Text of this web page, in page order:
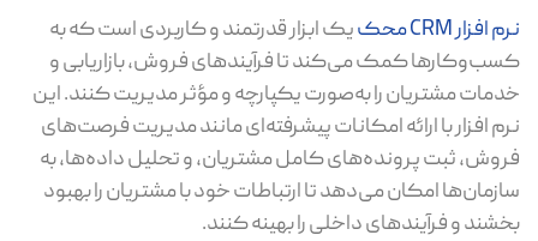
نرم افزار CRM محک
یک ابزار قدرتمند و کاربردی است که به
کسب‌وکارها کمک می‌کند تا فرآیندهای فروش، بازاریابی و
خدمات مشتریان را به‌صورت یکپارچه و مؤثر مدیریت کنند. این
نرم افزار با ارائه امکانات پیشرفته‌ای مانند مدیریت فرصت‌های
فروش، ثبت پرونده‌های کامل مشتریان، و تحلیل داده‌ها، به
سازمان‌ها امکان می‌دهد تا ارتباطات خود با مشتریان را بهبود
بخشند و فرآیندهای داخلی را بهینه کنند.